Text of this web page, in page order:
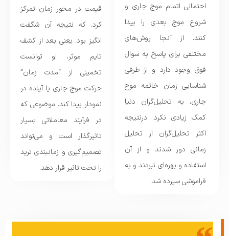
قیمت در محور زمان تمرکز
کرد. که نتیجه آن شگفت
انگیز بود. یعنی بعد از کشف
تایم موثر، او توانست
تخمینی از “مدت زمان”
حرکت موج جاری یا آینده در
نمودار پیدا کند. موضوعی که
در فرآیند معاملاتی بسیار
تاثیرگذار است و می‌تواند
تصمیم‌گیری و زمانبندی ترید
را تحت تاثیر قرار دهد.
احتمالی اتمام موج جاری و
شروع موج بعدی را پیدا
کنند. از آنجا روش‌های
مختلفی برای پاسخ به سوال
فوق وجود دارد و از طرفی
شناسایی زمان خاتمه موج
جاری، به تحلیل‌گران دنیا
کمک زیادی نکرد. درنتیجه
اکثر تحلیل‌گران از تحلیل
زمانی دور شدند و از آن
استفاده و بهره‌ای نبردند و به
فراموشی سپرده شد.